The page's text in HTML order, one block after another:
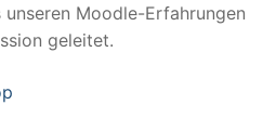
Moodle-Erfahrungen
geleitet.